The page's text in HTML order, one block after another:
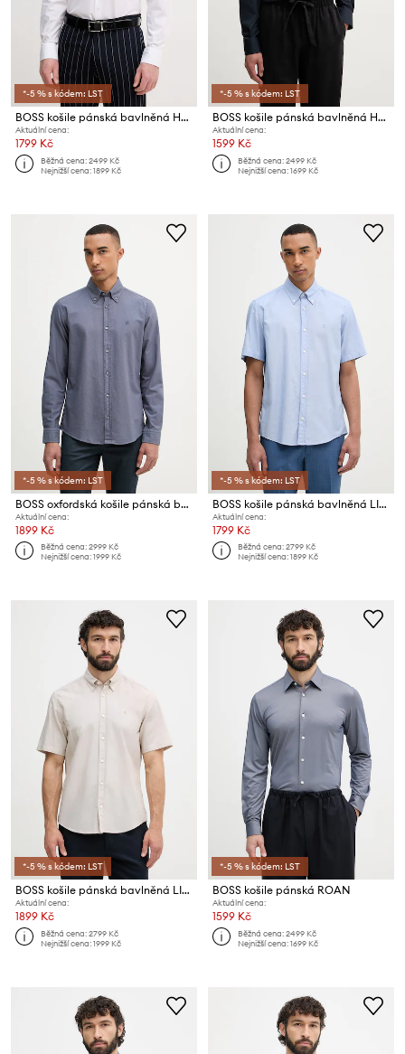
*-5 % s kódem: LST
BOSS košile pánská bavlněná HANK
Aktuální cena:
1799 Kč
Běžná cena:2499 Kč
Nejnižší cena:1899 Kč
*-5 % s kódem: LST
BOSS košile pánská bavlněná HANK
Aktuální cena:
1599 Kč
Běžná cena:2499 Kč
Nejnižší cena:1699 Kč
*-5 % s kódem: LST
BOSS oxfordská košile pánská bavlněná ROAN
Aktuální cena:
1899 Kč
Běžná cena:2999 Kč
Nejnižší cena:1999 Kč
*-5 % s kódem: LST
BOSS košile pánská bavlněná LIAM
Aktuální cena:
1799 Kč
Běžná cena:2799 Kč
Nejnižší cena:1899 Kč
*-5 % s kódem: LST
BOSS košile pánská bavlněná LIAM
Aktuální cena:
1899 Kč
Běžná cena:2799 Kč
Nejnižší cena:1999 Kč
*-5 % s kódem: LST
BOSS košile pánská ROAN
Aktuální cena:
1599 Kč
Běžná cena:2499 Kč
Nejnižší cena:1699 Kč